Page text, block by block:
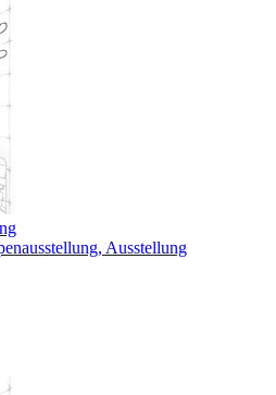
Ausstellung